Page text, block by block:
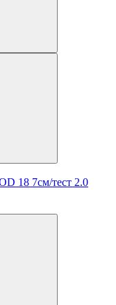
18 7см/тест 2.0